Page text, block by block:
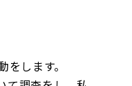
します。